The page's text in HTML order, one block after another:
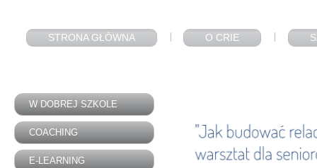
STRONA GŁÓWNA O CRIE
W DOBREJ SZKOLE
COACHING
E-LEARNING